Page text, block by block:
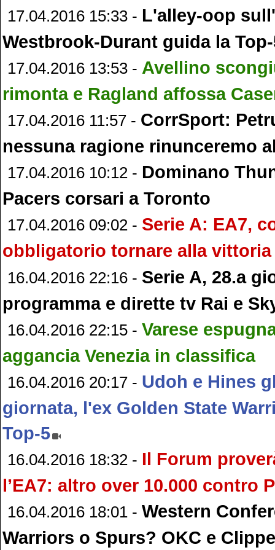
17.04.2016 15:33 - L'alley-oop
Westbrook-Durant guida la
17.04.2016 13:53 - Avellino
rimonta e Ragland affossa
17.04.2016 11:57 - CorrSport:
nessuna ragione rinunceremo
17.04.2016 10:12 - Dominano
Pacers corsari a Toronto
17.04.2016 09:02 - Serie A: EA7,
obbligatorio tornare alla vittoria
16.04.2016 22:16 - Serie A, 28.a
programma e dirette tv Rai e
16.04.2016 22:15 - Varese
aggancia Venezia in classifica
16.04.2016 20:17 - Udoh e Hines
giornata, l'ex Golden State
Top-5
16.04.2016 18:32 - Il Forum
l’EA7: altro over 10.000 contro
16.04.2016 18:01 - Western
Warriors o Spurs? OKC e